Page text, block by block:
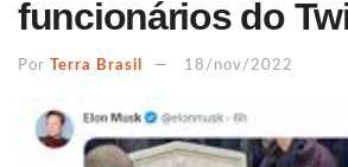
funcionários do
Por Terra Brasil 18/nov/2022